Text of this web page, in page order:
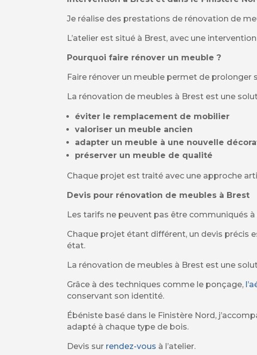
Je réalise des prestations de rénovation de
L’atelier est situé à Brest, avec une
Pourquoi faire rénover un meuble ?
Faire rénover un meuble permet de
La rénovation de meubles à Brest est une
éviter le remplacement de mobilier
valoriser un meuble ancien
adapter un meuble à une nouvelle
préserver un meuble de qualité
Chaque projet est traité avec une approche
Devis pour rénovation de meubles à Brest
Les tarifs ne peuvent pas être communiqués à
Chaque projet étant différent, un devis précis
état.
La rénovation de meubles à Brest est une
Grâce à des techniques comme le ponçage,
conservant son identité.
Ébéniste basé dans le Finistère Nord,
adapté à chaque type de bois.
Devis sur rendez-vous à l’atelier.